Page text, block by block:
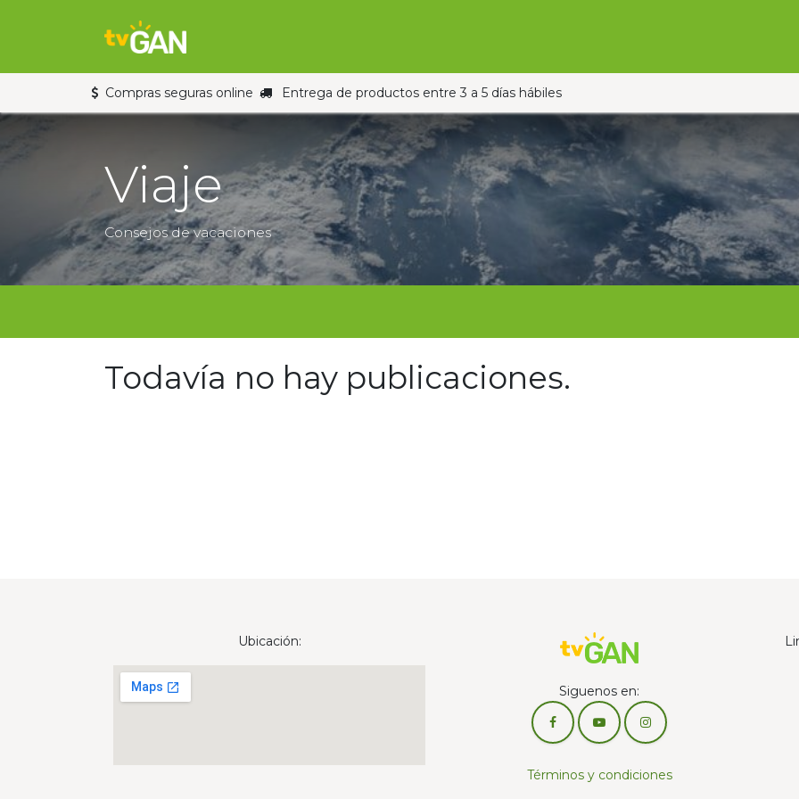
Compras seguras online Entrega de productos entre 3 a 5 días hábiles
Viaje
Consejos de vacaciones
Todavía no hay publicaciones.
Ubicación:
Siguenos en:
Términos y condiciones